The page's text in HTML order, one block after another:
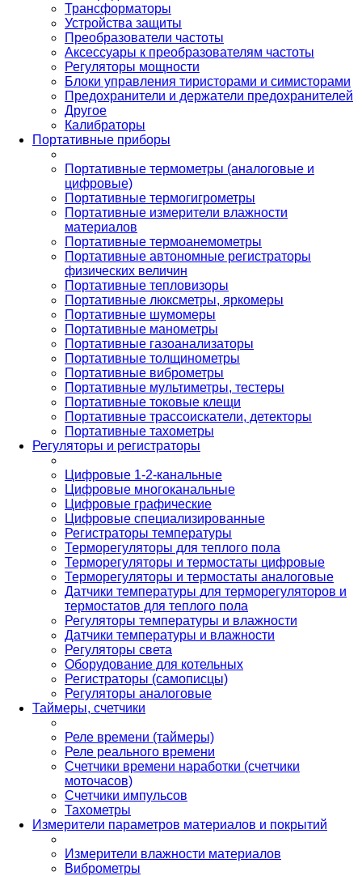
Трансформаторы
Устройства защиты
Преобразователи частоты
Аксессуары к преобразователям частоты
Регуляторы мощности
Блоки управления тиристорами и симисторами
Предохранители и держатели предохранителей
Другое
Калибраторы
Портативные приборы
Портативные термометры (аналоговые и
цифровые)
Портативные термогигрометры
Портативные измерители влажности
материалов
Портативные термоанемометры
Портативные автономные регистраторы
физических величин
Портативные тепловизоры
Портативные люксметры, яркомеры
Портативные шумомеры
Портативные манометры
Портативные газоанализаторы
Портативные толщинометры
Портативные виброметры
Портативные мультиметры, тестеры
Портативные токовые клещи
Портативные трассоискатели, детекторы
Портативные тахометры
Регуляторы и регистраторы
Цифровые 1-2-канальные
Цифровые многоканальные
Цифровые графические
Цифровые специализированные
Регистраторы температуры
Терморегуляторы для теплого пола
Терморегуляторы и термостаты цифровые
Терморегуляторы и термостаты аналоговые
Датчики температуры для терморегуляторов и
термостатов для теплого пола
Регуляторы температуры и влажности
Датчики температуры и влажности
Регуляторы света
Оборудование для котельных
Регистраторы (самописцы)
Регуляторы аналоговые
Таймеры, счетчики
Реле времени (таймеры)
Реле реального времени
Счетчики времени наработки (счетчики
моточасов)
Счетчики импульсов
Тахометры
Измерители параметров материалов и покрытий
Измерители влажности материалов
Виброметры